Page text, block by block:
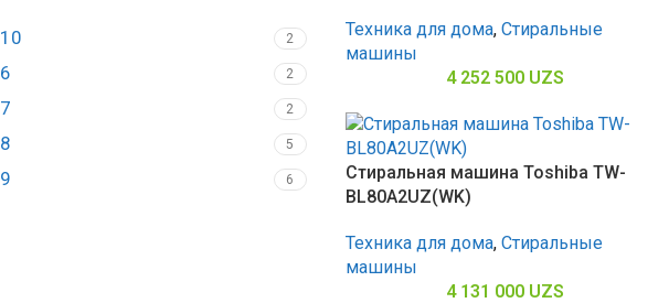
10 2
6 2
7 2
8 5
9 6
Техника для дома, Стиральные
машины
4 252 500 UZS
Стиральная машина Toshiba TW-
BL80A2UZ(WK)
Техника для дома, Стиральные
машины
4 131 000 UZS